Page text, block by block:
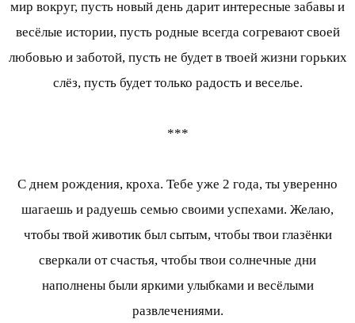
мир вокруг, пусть новый день дарит интересные забавы и
весёлые истории, пусть родные всегда согревают своей
любовью и заботой, пусть не будет в твоей жизни горьких
слёз, пусть будет только радость и веселье.
***
С днем рождения, кроха. Тебе уже 2 года, ты уверенно
шагаешь и радуешь семью своими успехами. Желаю,
чтобы твой животик был сытым, чтобы твои глазёнки
сверкали от счастья, чтобы твои солнечные дни
наполнены были яркими улыбками и весёлыми
развлечениями.